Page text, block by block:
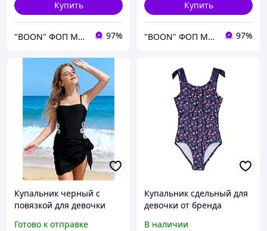
Купить
"BOON" ФОП МУХА Є. Л. 97%
Купить
"BOON" ФОП МУХА Є. Л. 97%
Купальник черный с
повязкой для девочки
Готово к отправке
Купальник сдельный для
девочки от бренда
В наличии